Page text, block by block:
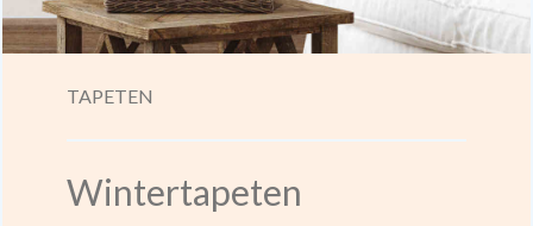
TAPETEN
Wintertapeten